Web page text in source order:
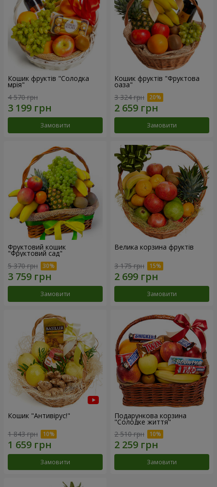
Кошик фруктів "Солодка
мрія"
4 570 грн
Замовити
Кошик фруктів "Фруктова
оаза"
3 324 грн
Замовити
Фруктовий кошик
"Фруктовий сад"
5 370 грн
Замовити
Велика корзина фруктів
3 175 грн
Замовити
Кошик "Антивірус!"
1 843 грн
Замовити
Подарункова корзина
"Солодке життя"
2 510 грн
Замовити